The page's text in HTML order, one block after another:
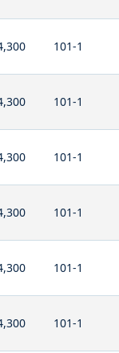
101-1
101-1
101-1
101-1
101-1
101-1